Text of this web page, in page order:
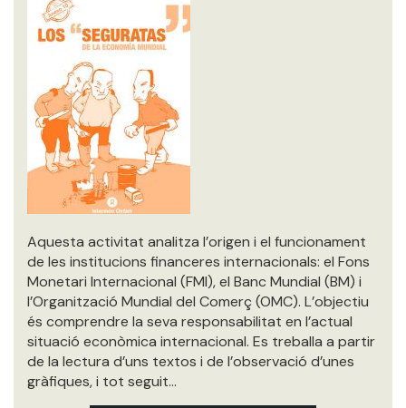
Aquesta activitat analitza l’origen i el funcionament
de les institucions financeres internacionals: el Fons
Monetari Internacional (FMI), el Banc Mundial (BM) i
l’Organització Mundial del Comerç (OMC). L’objectiu
és comprendre la seva responsabilitat en l’actual
situació econòmica internacional. Es treballa a partir
de la lectura d’uns textos i de l’observació d’unes
gràfiques, i tot seguit…